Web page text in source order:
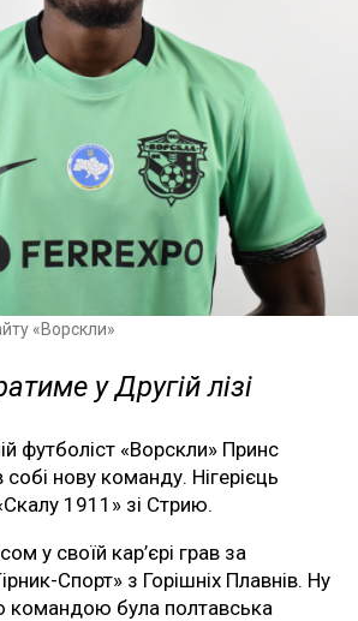
«Ворскли»
у Другій лізі
футболіст «Ворскли» Принс
нову команду. Нігерієць
1911» зі Стрию.
у своїй кар’єрі грав за
Спорт» з Горішніх Плавнів. Ну
командою була полтавська